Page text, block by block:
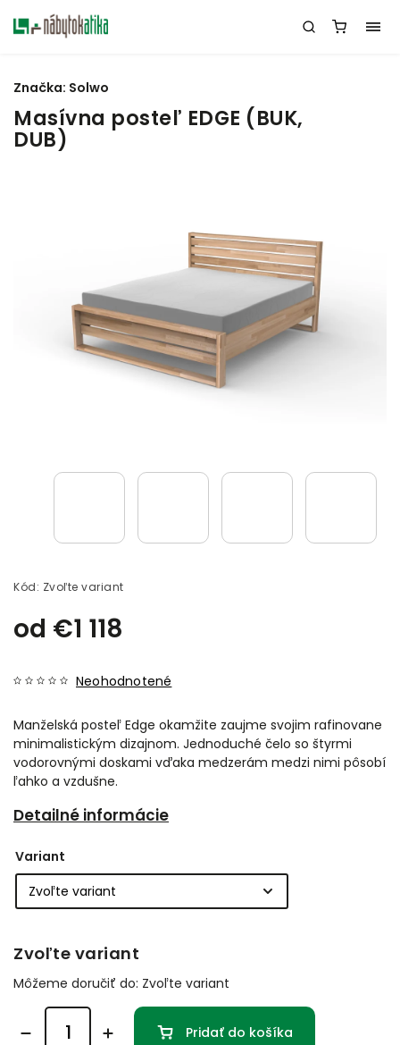
Masívna posteľ EDGE (BUK,
DUB)
Kód: Zvoľte variant
od €1 118
Neohodnotené
Manželská posteľ Edge okamžite zaujme svojim rafinovane
minimalistickým dizajnom. Jednoduché čelo so štyrmi
vodorovnými doskami vďaka medzerám medzi nimi pôsobí
ľahko a vzdušne.
Detailné informácie
Značka: Solwo
Variant
Zvoľte variant
Môžeme doručiť do: Zvoľte variant
Pridať do košíka